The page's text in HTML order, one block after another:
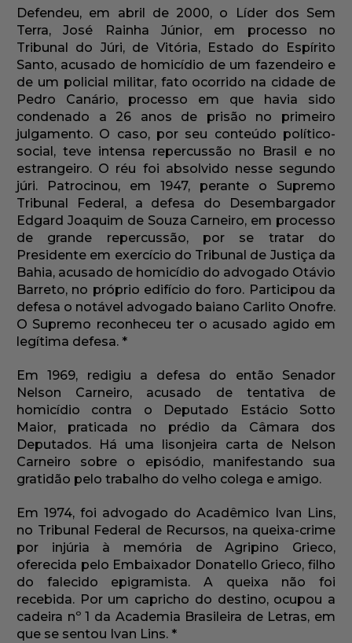
Defendeu, em abril de 2000, o Líder dos Sem
Terra, José Rainha Júnior, em processo no
Tribunal do Júri, de Vitória, Estado do Espírito
Santo, acusado de homicídio de um fazendeiro e
de um policial militar, fato ocorrido na cidade de
Pedro Canário, processo em que havia sido
condenado a 26 anos de prisão no primeiro
julgamento. O caso, por seu conteúdo político-
social, teve intensa repercussão no Brasil e no
estrangeiro. O réu foi absolvido nesse segundo
júri. Patrocinou, em 1947, perante o Supremo
Tribunal Federal, a defesa do Desembargador
Edgard Joaquim de Souza Carneiro, em processo
de grande repercussão, por se tratar do
Presidente em exercício do Tribunal de Justiça da
Bahia, acusado de homicídio do advogado Otávio
Barreto, no próprio edifício do foro. Participou da
defesa o notável advogado baiano Carlito Onofre.
O Supremo reconheceu ter o acusado agido em
legítima defesa. *
Em 1969, redigiu a defesa do então Senador
Nelson Carneiro, acusado de tentativa de
homicídio contra o Deputado Estácio Sotto
Maior, praticada no prédio da Câmara dos
Deputados. Há uma lisonjeira carta de Nelson
Carneiro sobre o episódio, manifestando sua
gratidão pelo trabalho do velho colega e amigo.
Em 1974, foi advogado do Acadêmico Ivan Lins,
no Tribunal Federal de Recursos, na queixa-crime
por injúria à memória de Agripino Grieco,
oferecida pelo Embaixador Donatello Grieco, filho
do falecido epigramista. A queixa não foi
recebida. Por um capricho do destino, ocupou a
cadeira nº 1 da Academia Brasileira de Letras, em
que se sentou Ivan Lins. *